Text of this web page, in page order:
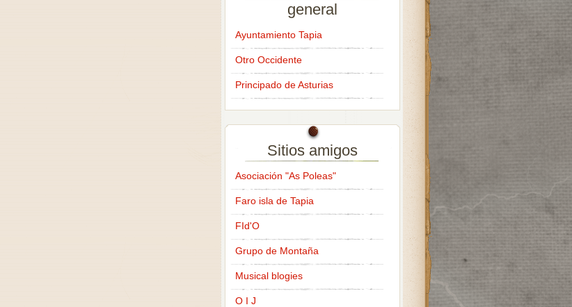
general
Ayuntamiento Tapia
Otro Occidente
Principado de Asturias
Sitios amigos
Asociación "As Poleas"
Faro isla de Tapia
FId'O
Grupo de Montaña
Musical blogies
O I J